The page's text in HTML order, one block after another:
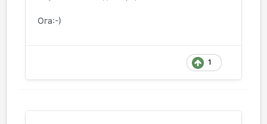
Ога:-)
1